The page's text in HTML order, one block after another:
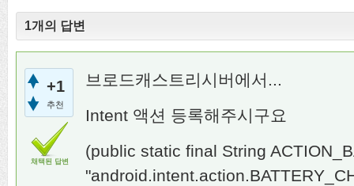
1개의 답변
+1
추천
채택된 답변
브로드캐스트리시버에서...
Intent 액션 등록해주시구요
(public static final String